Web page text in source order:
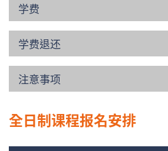
学费
学费退还
注意事项
全日制课程报名安排